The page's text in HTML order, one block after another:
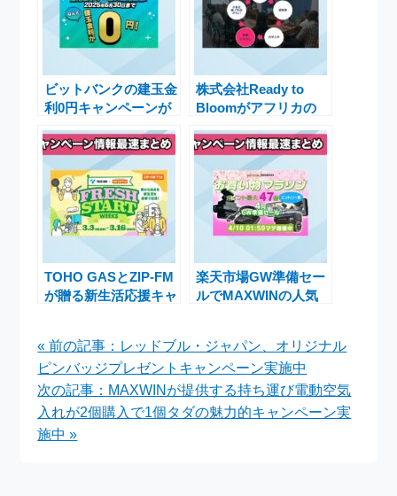
ビットバンクの建玉金
利0円キャンペーンが
長決定
株式会社Ready to
Bloomがアフリカの
するクラウドファンデ
ィング開始
TOHO GASとZIP-FM
が贈る新生活応援キャ
開催決定
楽天市場GW準備セー
ルでMAXWINの人気
« 前の記事：レッドブル・ジャパン、オリジナル
ピンバッジプレゼントキャンペーン実施中
次の記事：MAXWINが提供する持ち運び電動空気
入れが2個購入で1個タダの魅力的キャンペーン実
施中 »